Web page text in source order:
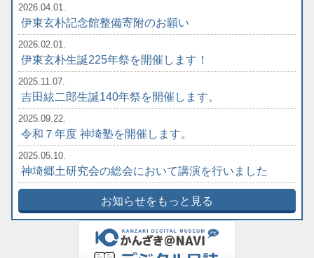
2026.04.01.
伊東玄朴記念館整備寄附のお願い
2026.02.01.
伊東玄朴生誕225年祭を開催します！
2025.11.07.
吉田絃二郎生誕140年祭を開催します。
2025.09.22.
令和７年度 神埼塾を開催します。
2025.05.10.
神埼郷土研究会の総会において講演を行いました
お知らせをもっと見る